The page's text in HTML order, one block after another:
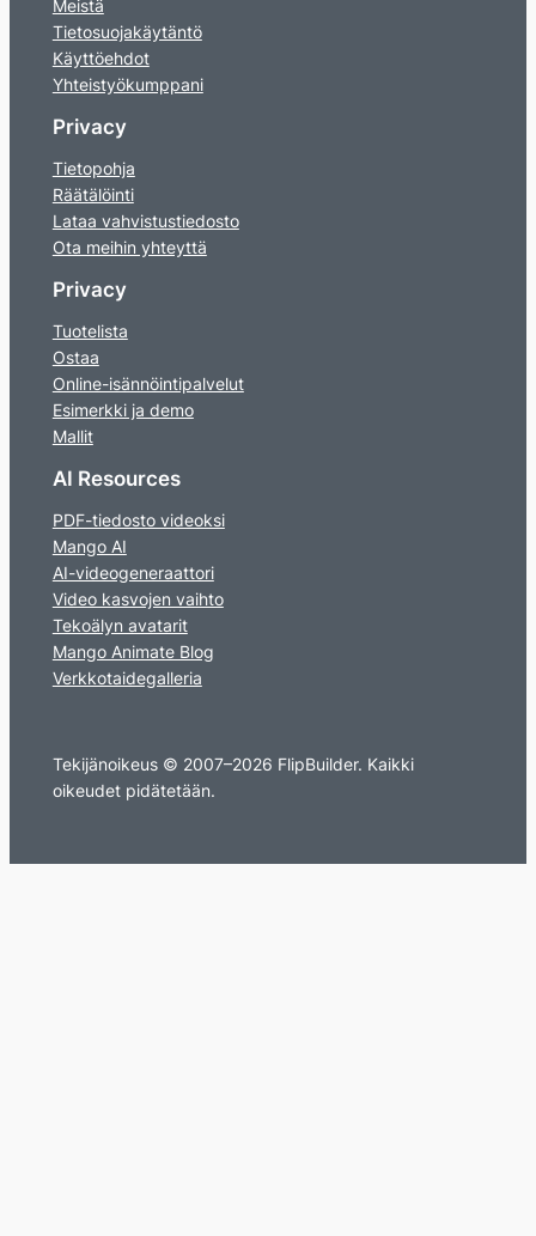
Meistä
Tietosuojakäytäntö
Käyttöehdot
Yhteistyökumppani
Privacy
Tietopohja
Räätälöinti
Lataa vahvistustiedosto
Ota meihin yhteyttä
Privacy
Tuotelista
Ostaa
Online-isännöintipalvelut
Esimerkki ja demo
Mallit
AI Resources
PDF-tiedosto videoksi
Mango AI
AI-videogeneraattori
Video kasvojen vaihto
Tekoälyn avatarit
Mango Animate Blog
Verkkotaidegalleria
Tekijänoikeus © 2007–2026 FlipBuilder. Kaikki
oikeudet pidätetään.